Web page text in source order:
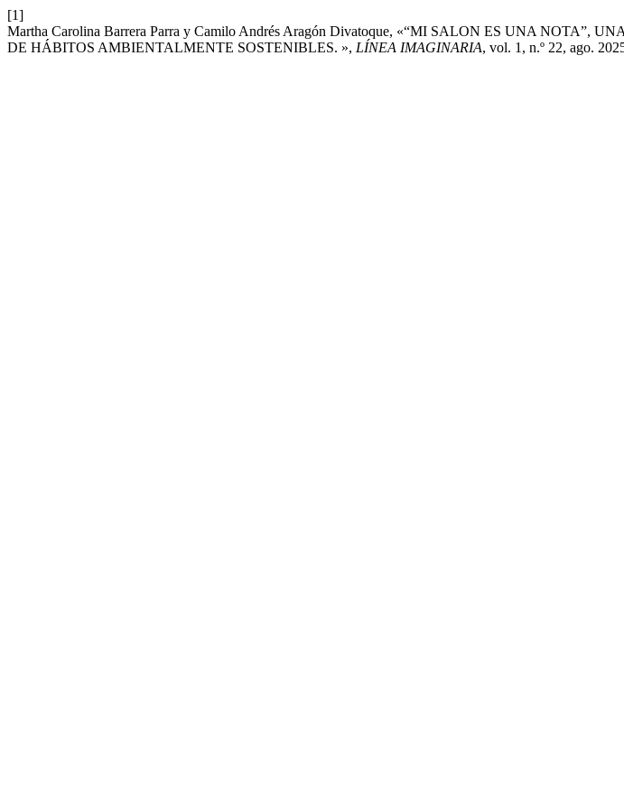
[1]
Martha Carolina Barrera Parra y Camilo Andrés Aragón Divatoque, «“MI SALON ES UNA
DE HÁBITOS AMBIENTALMENTE SOSTENIBLES. », LÍNEA IMAGINARIA, vol. 1, n.º 22, ago.